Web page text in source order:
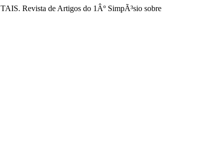
Revista de Artigos do 1Âº SimpÃ³sio sobre